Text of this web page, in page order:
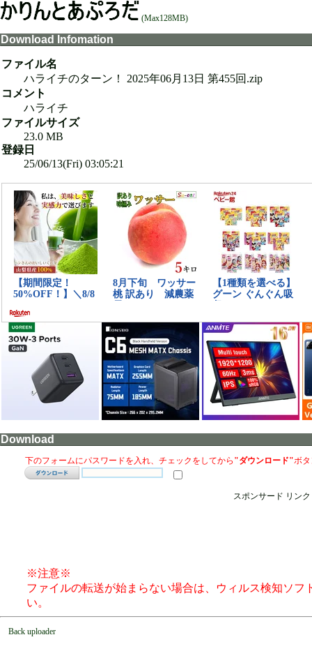
(Max128MB)
Download Infomation
ファイル名
ハライチのターン！ 2025年06月13日 第455回.zip
コメント
ハライチ
ファイルサイズ
23.0 MB
登録日
25/06/13(Fri) 03:05:21
Download
下のフォームにパスワードを入れ、チェックをしてから "ダウンロード"ボ
スポンサード リンク
※注意※
ファイルの転送が始まらない場合は、ウィルス検知ソ
い。
Back uploader